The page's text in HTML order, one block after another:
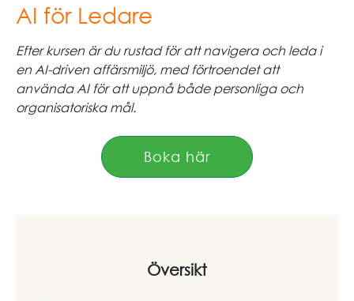
AI för Ledare
Efter kursen är du rustad för att navigera och leda i
en AI-driven affärsmiljö, med förtroendet att
använda AI för att uppnå både personliga och
organisatoriska mål.
Boka här
Översikt